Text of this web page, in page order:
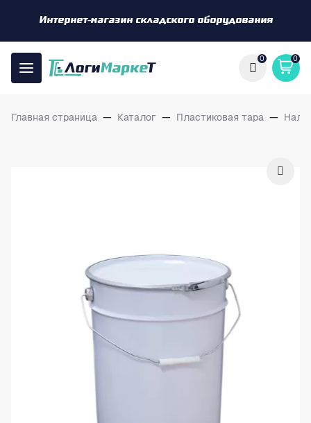
Интернет-магазин складского оборудования
0 0
Главная страница — Каталог — Пластиковая тара —